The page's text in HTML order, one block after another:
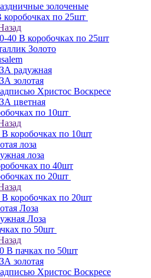
золоченые
по 25шт
40 В коробочках по 25шт
Золото
радужная
золотая
Христос Воскресе
цветная
по 10шт
коробочках по 10шт
лоза
лоза
по 40шт
по 20шт
коробочках по 20шт
Лоза
Лоза
по 50шт
В пачках по 50шт
золотая
Христос Воскресе